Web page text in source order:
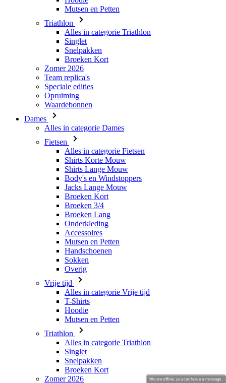
Snelpakken
Broeken Kort
Zomer 2026
Team replica's
Speciale edities
Opruiming
Waardebonnen
Dames
Alles in categorie Dames
Fietsen
Alles in categorie Fietsen
Shirts Lange Mouw
Body's en Windstoppers
Jacks Lange Mouw
Broeken Kort
Broeken 3/4
Broeken Lang
Onderkleding
Accessoires
Mutsen en Petten
Handschoenen
Sokken
Overig
Vrije tijd
Alles in categorie Vrije tijd
T-Shirts
Hoodie
Mutsen en Petten
Triathlon
Alles in categorie Triathlon
Singlet
Snelpakken
Broeken Kort
Zomer 2026
Team replica's
Speciale edities
Opruiming
Waardebonnen
We are offline, you can leave a message.